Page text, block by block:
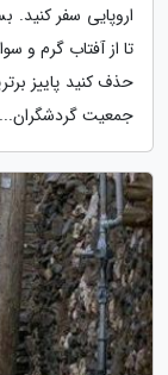
اروپایی سفر کنید.
تا از آفتاب گرم و
حذف کنید پاییز
جمعیت گردشگران...